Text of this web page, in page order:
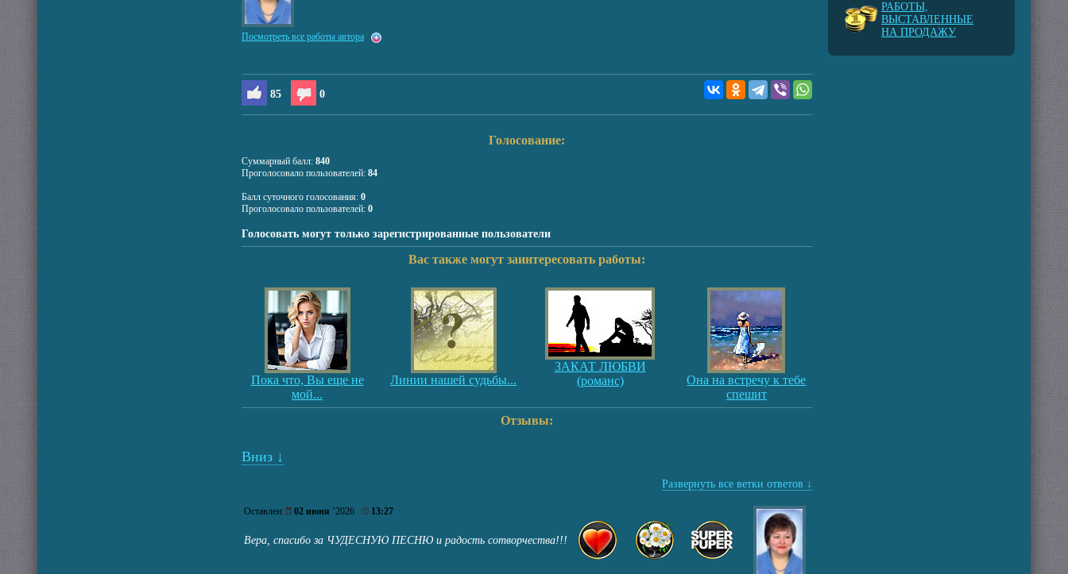
Посмотреть все работы автора
85 0
Голосование:
Суммарный балл: 840
Проголосовало пользователей: 84
Балл суточного голосования: 0
Проголосовало пользователей: 0
Голосовать могут только зарегистрированные пользователи
Вас также могут заинтересовать работы:
Пока что, Вы еще не
мой...
Линии нашей судьбы...
ЗАКАТ ЛЮБВИ
(романс)
Она на встречу к тебе
спешит
Отзывы:
Вниз ↓
Развернуть все ветки ответов ↓
Оставлен: 02 июня ’2026 13:27
Вера, спасибо за ЧУДЕСНУЮ ПЕСНЮ и радость сотворчества!!!
РАБОТЫ,
ВЫСТАВЛЕННЫЕ
НА ПРОДАЖУ